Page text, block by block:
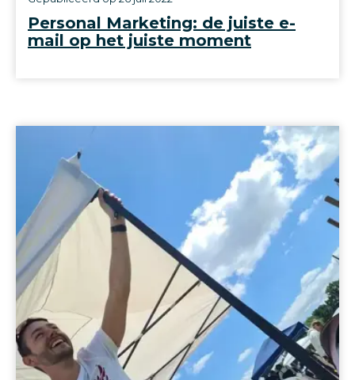
Personal Marketing: de juiste e-
mail op het juiste moment